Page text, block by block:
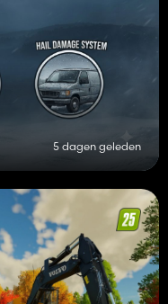
5 dagen geleden